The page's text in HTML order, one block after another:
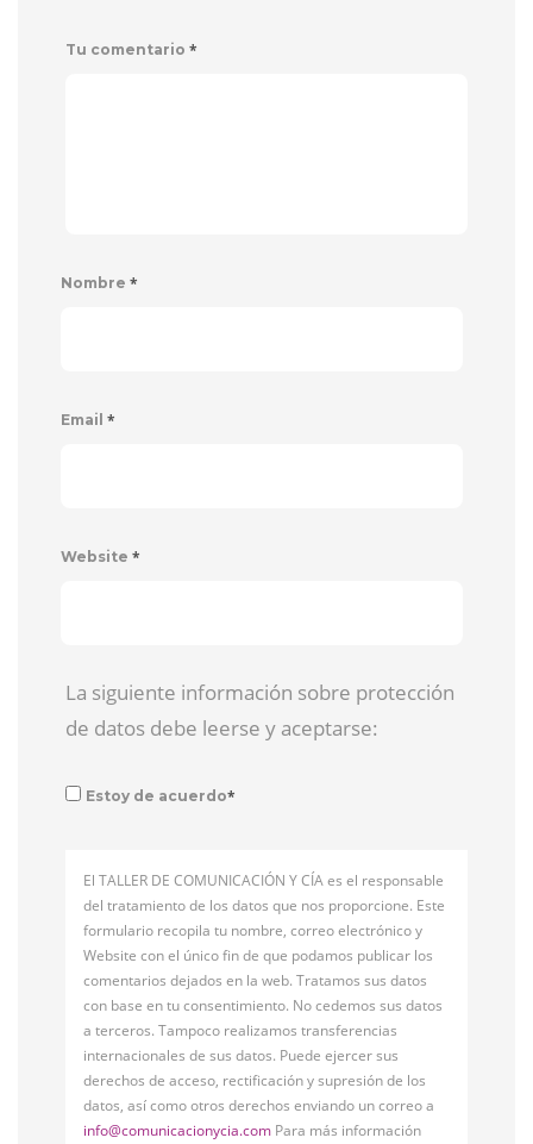
Tu comentario *
Nombre *
Email *
Website *
La siguiente información sobre protección
de datos debe leerse y aceptarse:
Estoy de acuerdo*
El TALLER DE COMUNICACIÓN Y CÍA es el responsable
del tratamiento de los datos que nos proporcione. Este
formulario recopila tu nombre, correo electrónico y
Website con el único fin de que podamos publicar los
comentarios dejados en la web. Tratamos sus datos
con base en tu consentimiento. No cedemos sus datos
a terceros. Tampoco realizamos transferencias
internacionales de sus datos. Puede ejercer sus
derechos de acceso, rectificación y supresión de los
datos, así como otros derechos enviando un correo a
info@comunicacionycia.com Para más información